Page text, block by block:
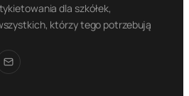
dla szkółek,
którzy tego potrzebują